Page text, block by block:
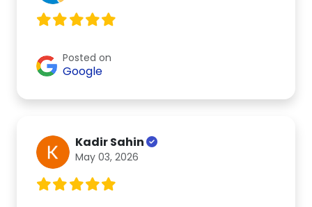
Posted on
Google
Kadir Sahin
May 03, 2026